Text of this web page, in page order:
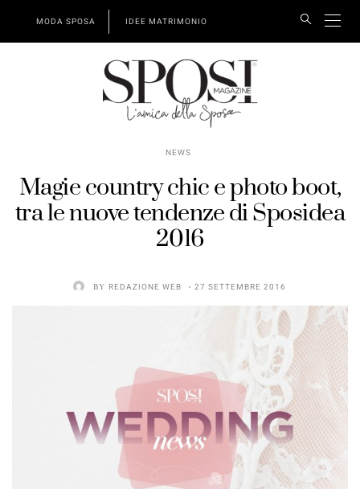
MODA SPOSA IDEE MATRIMONIO
NEWS
Magie country chic e photo boot,
tra le nuove tendenze di Sposidea
2016
BY REDAZIONE WEB 27 SETTEMBRE 2016